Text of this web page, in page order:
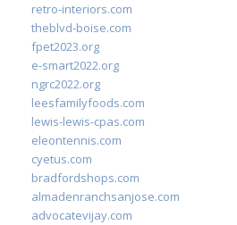
retro-interiors.com
theblvd-boise.com
fpet2023.org
e-smart2022.org
ngrc2022.org
leesfamilyfoods.com
lewis-lewis-cpas.com
eleontennis.com
cyetus.com
bradfordshops.com
almadenranchsanjose.com
advocatevijay.com